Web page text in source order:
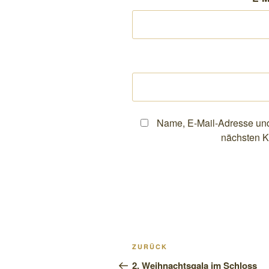
Name, E-Mail-Adresse
nächsten
Beitragsnavigation
Vorheriger
Beitrag
ZURÜCK
2. Weihnachtsgala im Schloss